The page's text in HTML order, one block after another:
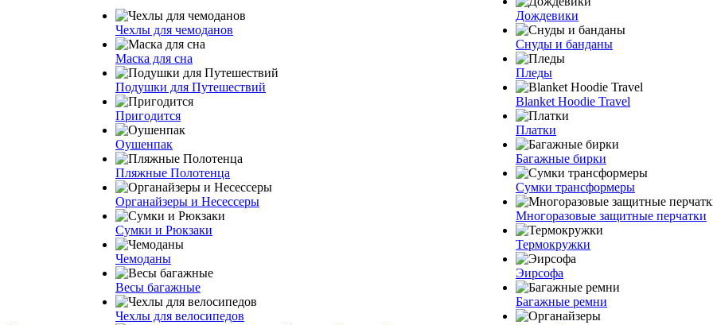
Чехлы для чемоданов
Маска для сна
Подушки для Путешествий
Пригодится
Оушенпак
Пляжные Полотенца
Органайзеры и Несессеры
Сумки и Рюкзаки
Чемоданы
Весы багажные
Чехлы для велосипедов
Дождевики
Снуды и банданы
Пледы
Blanket Hoodie Travel
Платки
Багажные бирки
Сумки трансформеры
Многоразовые защитные перчатки
Термокружки
Эирсофа
Багажные ремни